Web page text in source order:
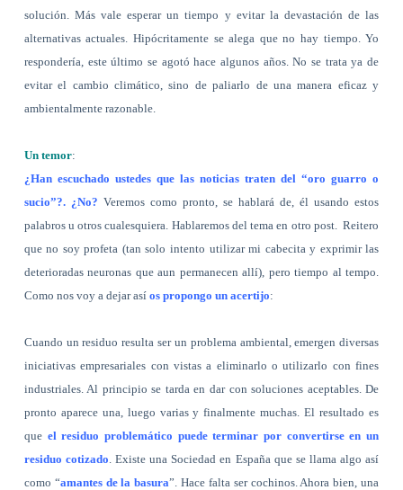
solución. Más vale esperar un tiempo y evitar la devastación de las
alternativas actuales. Hipócritamente se alega que no hay tiempo. Yo
respondería, este último se agotó hace algunos años. No se trata ya de
evitar el cambio climático, sino de paliarlo de una manera eficaz y
ambientalmente razonable.
Un temor:
¿Han escuchado ustedes que las noticias traten del “oro guarro o
sucio”?. ¿No? Veremos como pronto, se hablará de, él usando estos
palabros u otros cualesquiera. Hablaremos del tema en otro post.
Reitero
que no soy profeta (tan solo intento utilizar mi cabecita y exprimir las
deterioradas neuronas que aun permanecen allí), pero tiempo al tempo.
Como nos voy a dejar así os propongo un acertijo:
Cuando un residuo resulta ser un problema ambiental, emergen diversas
iniciativas empresariales con vistas a eliminarlo o utilizarlo con fines
industriales. Al principio se tarda en dar con soluciones aceptables. De
pronto aparece una, luego varias y finalmente muchas. El resultado es
que el residuo problemático puede terminar por convertirse en un
residuo cotizado . Existe una Sociedad en España que se llama algo así
como “amantes de la basura”. Hace falta ser cochinos. Ahora bien, una